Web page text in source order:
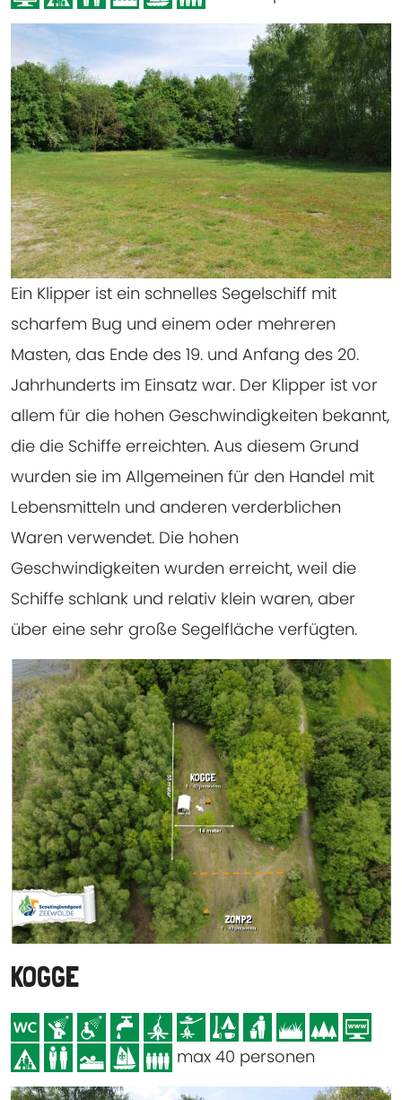
Ein Klipper ist ein schnelles Segelschiff mit
scharfem Bug und einem oder mehreren
Masten, das Ende des 19. und Anfang des 20.
Jahrhunderts im Einsatz war. Der Klipper ist vor
allem für die hohen Geschwindigkeiten bekannt,
die die Schiffe erreichten. Aus diesem Grund
wurden sie im Allgemeinen für den Handel mit
Lebensmitteln und anderen verderblichen
Waren verwendet. Die hohen
Geschwindigkeiten wurden erreicht, weil die
Schiffe schlank und relativ klein waren, aber
über eine sehr große Segelfläche verfügten.
KOGGE
max 40 personen